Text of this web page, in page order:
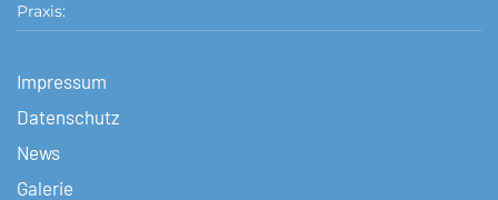
Praxis:
Impressum
Datenschutz
News
Galerie